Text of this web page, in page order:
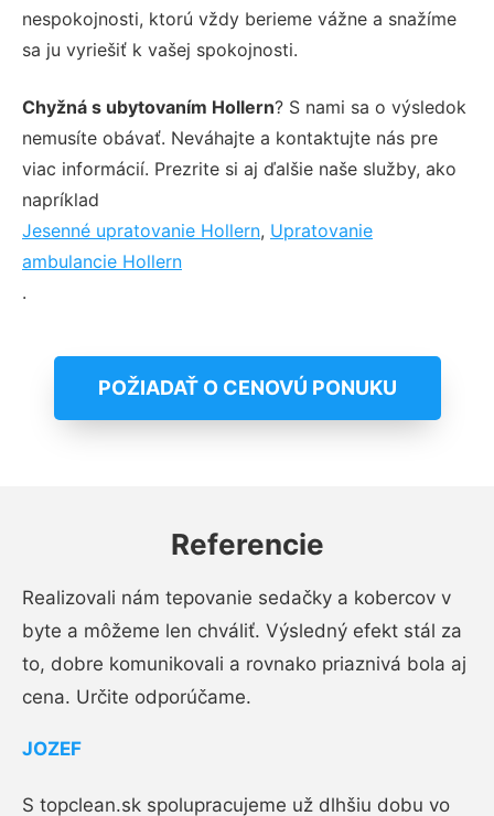
nespokojnosti, ktorú vždy berieme vážne a snažíme
sa ju vyriešiť k vašej spokojnosti.
Chyžná s ubytovaním Hollern? S nami sa o výsledok
nemusíte obávať. Neváhajte a kontaktujte nás pre
viac informácií. Prezrite si aj ďalšie naše služby, ako
napríklad
Jesenné upratovanie Hollern, Upratovanie
ambulancie Hollern
.
POŽIADAŤ O CENOVÚ PONUKU
Referencie
Realizovali nám tepovanie sedačky a kobercov v
byte a môžeme len chváliť. Výsledný efekt stál za
to, dobre komunikovali a rovnako priaznivá bola aj
cena. Určite odporúčame.
JOZEF
S topclean.sk spolupracujeme už dlhšiu dobu vo